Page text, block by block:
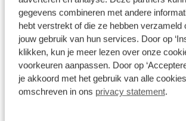
gegevens combineren met andere
hebt verstrekt of die ze hebben verzameld
jouw gebruik van hun services. Door op
klikken, kun je meer lezen over onze
voorkeuren aanpassen. Door op
je akkoord met het gebruik van alle
omschreven in ons privacy statement.